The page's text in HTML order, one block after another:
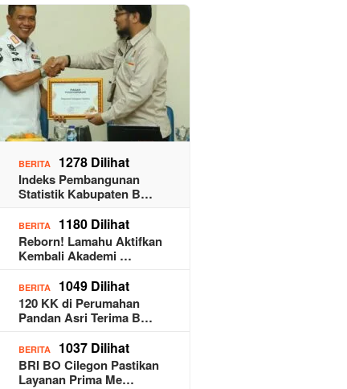
BERITA 1278 Dilihat
Indeks Pembangunan
Statistik Kabupaten B…
BERITA 1180 Dilihat
Reborn! Lamahu Aktifkan
Kembali Akademi …
BERITA 1049 Dilihat
120 KK di Perumahan
Pandan Asri Terima B…
BERITA 1037 Dilihat
BRI BO Cilegon Pastikan
Layanan Prima Me…